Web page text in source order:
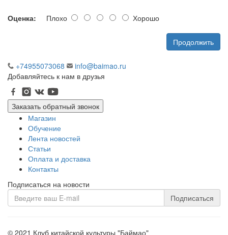
Оценка: Плохо Хорошо
Продолжить
+74955073068
info@baimao.ru
Добавляйтесь к нам в друзья
Заказать обратный звонок
Магазин
Обучение
Лента новостей
Статьи
Оплата и доставка
Контакты
Подписаться на новости
Подписаться
© 2021 Клуб китайской культуры "Баймао"